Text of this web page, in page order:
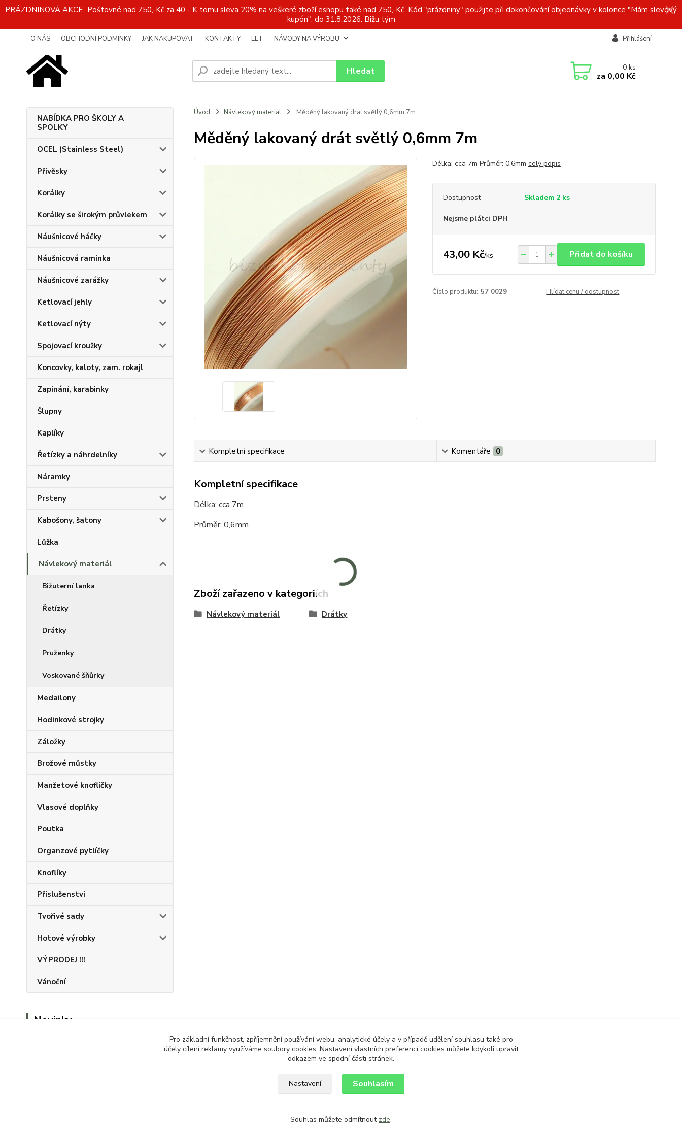
PRÁZDNINOVÁ AKCE...Poštovné nad 750,-Kč za 40,-. K tomu sleva 20% na veškeré zboží eshopu také nad 750,-Kč. Kód "prázdniny" použijte při dokončování objednávky v kolonce "Mám slevový
kupón". do 31.8.2026. Bižu tým
O NÁS OBCHODNÍ PODMÍNKY JAK NAKUPOVAT KONTAKTY EET NÁVODY NA VÝROBU Přihlášení
Hledat 0ks
za 0,00 Kč
NABÍDKA PRO ŠKOLY A
SPOLKY
OCEL (Stainless Steel)
Přívěsky
Korálky
Korálky se širokým průvlekem
Náušnicové háčky
Náušnicová ramínka
Náušnicové zarážky
Ketlovací jehly
Ketlovací nýty
Spojovací kroužky
Koncovky, kaloty, zam. rokajl
Zapínání, karabinky
Šlupny
Kaplíky
Řetízky a náhrdelníky
Náramky
Prsteny
Kabošony, šatony
Lůžka
Návlekový materiál
Bižuterní lanka
Řetízky
Drátky
Pruženky
Voskované šňůrky
Medailony
Hodinkové strojky
Záložky
Brožové můstky
Manžetové knoflíčky
Vlasové doplňky
Poutka
Organzové pytlíčky
Knoflíky
Příslušenství
Tvořivé sady
Hotové výrobky
VÝPRODEJ !!!
Vánoční
Novinky
Úvod Návlekový materiál Měděný lakovaný drát světlý 0,6mm 7m
Měděný lakovaný drát světlý 0,6mm 7m
Délka: cca 7m Průměr: 0,6mm celý popis
Dostupnost Skladem 2 ks
Nejsme plátci DPH
43,00 Kč/ks Přidat do košíku
Číslo produktu: 57 0029 Hlídat cenu / dostupnost
Kompletní specifikace Komentáře 0
Kompletní specifikace
Délka: cca 7m
Průměr: 0,6mm
Zboží zařazeno v kategoriích
Návlekový materiál Drátky
Pro základní funkčnost, zpříjemnění používání webu, analytické účely a v případě udělení souhlasu také pro
účely cílení reklamy využíváme soubory cookies. Nastavení vlastních preferencí cookies můžete kdykoli upravit
odkazem ve spodní části stránek.
Nastavení Souhlasím
Souhlas můžete odmítnout zde.